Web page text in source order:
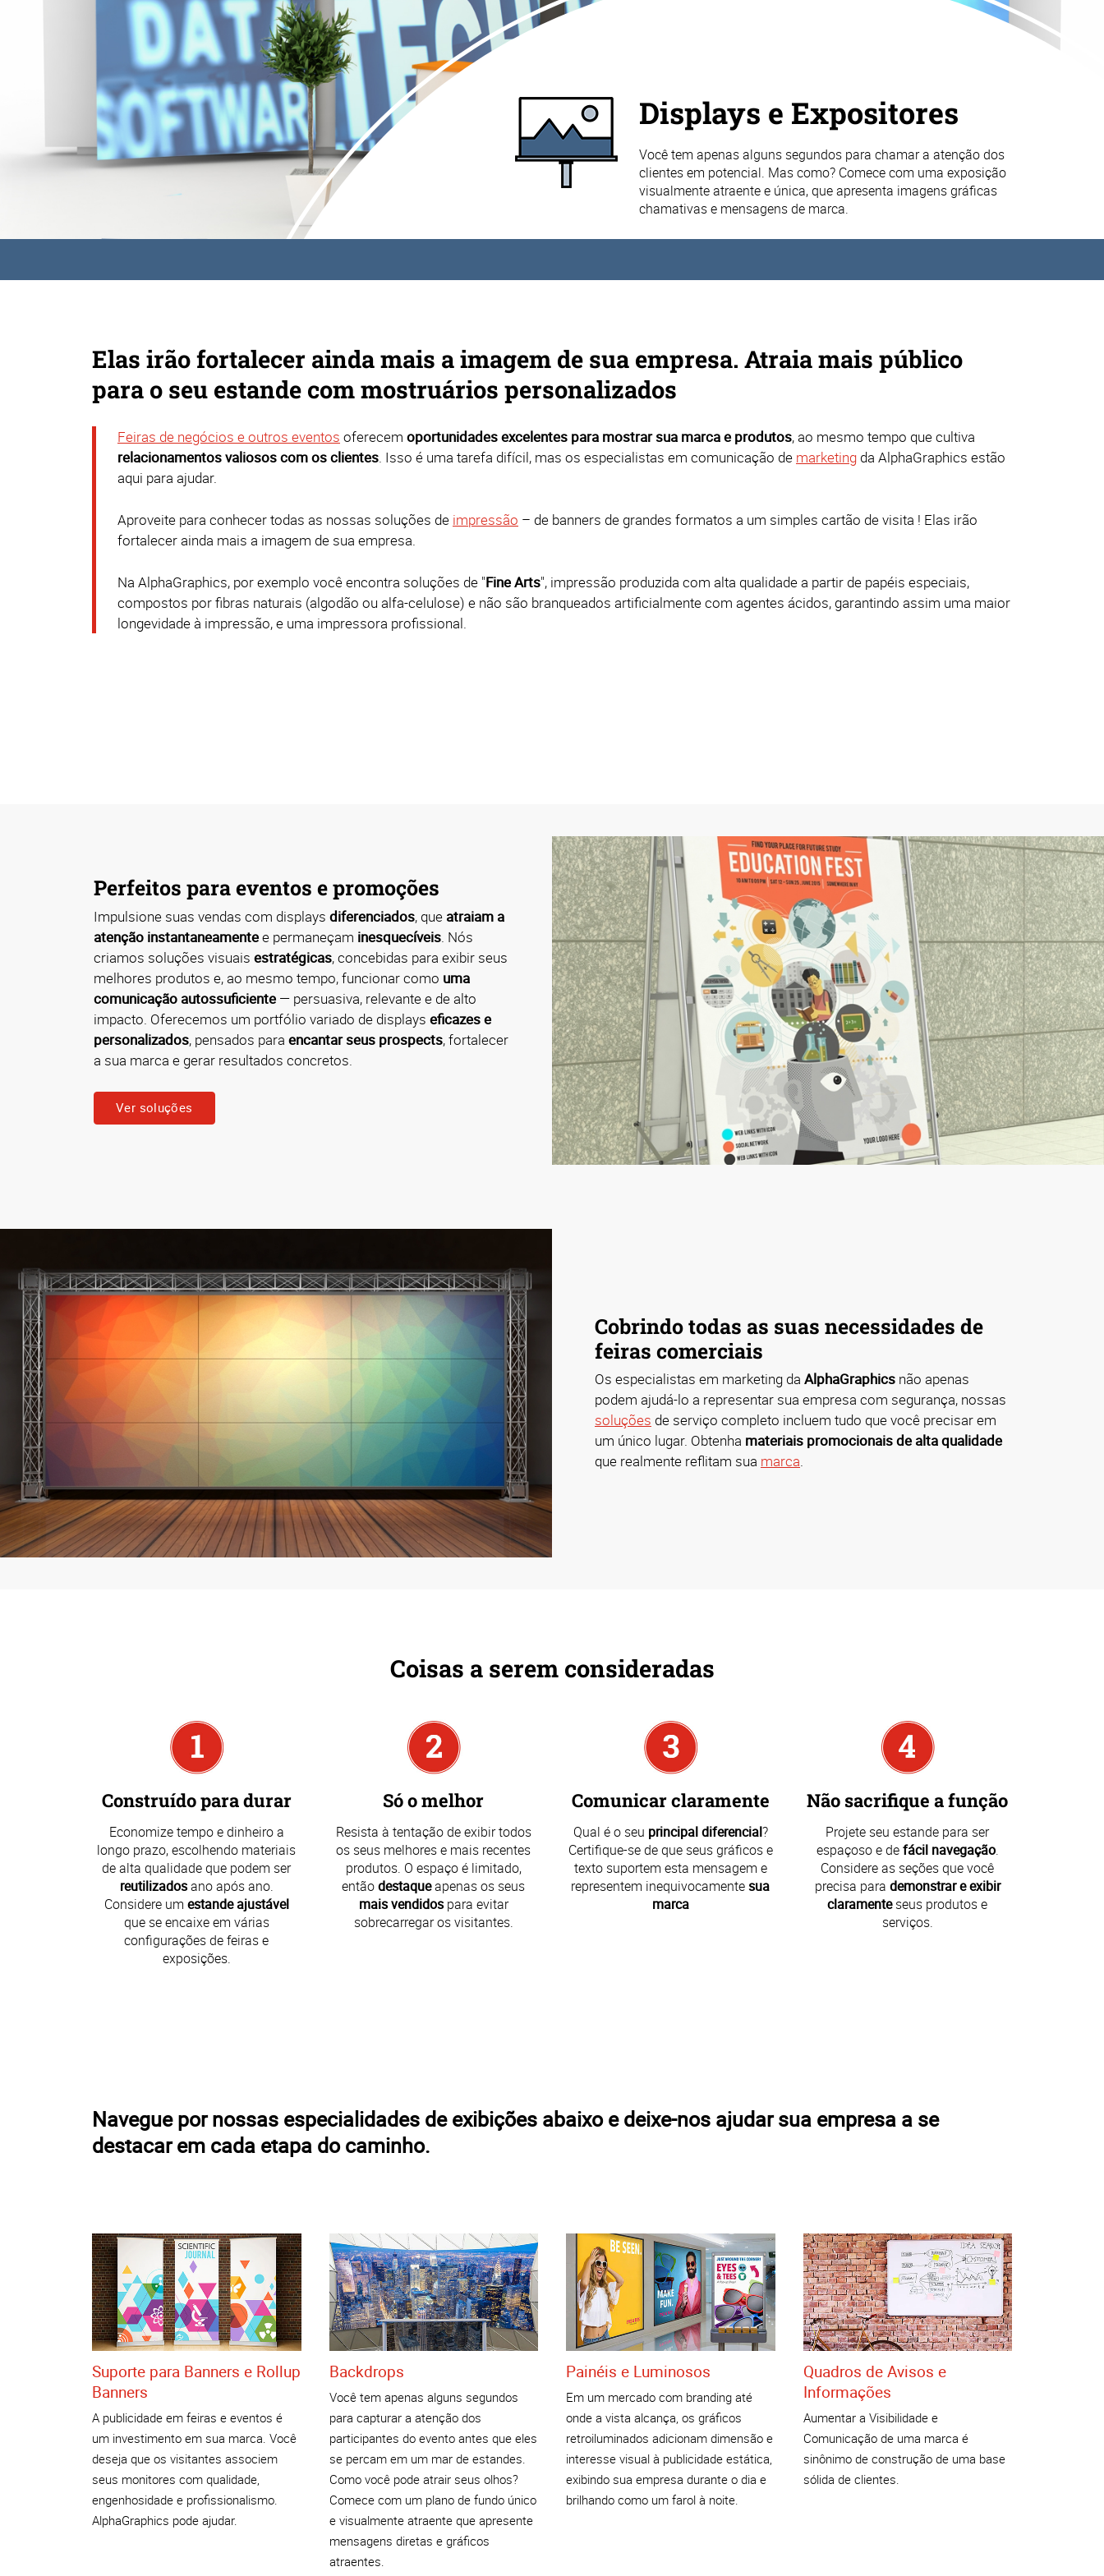
Displays e Expositores
Você tem apenas alguns segundos para chamar a atenção dos
clientes em potencial. Mas como? Comece com uma exposição
visualmente atraente e única, que apresenta imagens gráficas
chamativas e mensagens de marca.
Elas irão fortalecer ainda mais a imagem de sua empresa. Atraia mais público
para o seu estande com mostruários personalizados
Feiras de negócios e outros eventos oferecem oportunidades excelentes para mostrar sua marca e produtos, ao mesmo tempo que cultiva
relacionamentos valiosos com os clientes. Isso é uma tarefa difícil, mas os especialistas em comunicação de marketing da AlphaGraphics estão
aqui para ajudar.
Aproveite para conhecer todas as nossas soluções de impressão – de banners de grandes formatos a um simples cartão de visita ! Elas irão
fortalecer ainda mais a imagem de sua empresa.
Na AlphaGraphics, por exemplo você encontra soluções de "Fine Arts", impressão produzida com alta qualidade a partir de papéis especiais,
compostos por fibras naturais (algodão ou alfa-celulose) e não são branqueados artificialmente com agentes ácidos, garantindo assim uma maior
longevidade à impressão, e uma impressora profissional.
Perfeitos para eventos e promoções
Impulsione suas vendas com displays diferenciados, que atraiam a
atenção instantaneamentee permaneçam inesquecíveis. Nós
criamos soluções visuais estratégicas, concebidas para exibir seus
melhores produtos e, ao mesmo tempo, funcionar como uma
comunicação autossuficiente — persuasiva, relevante e de alto
impacto. Oferecemos um portfólio variado de displays eficazes e
personalizados, pensados para encantar seus prospects, fortalecer
a sua marca e gerar resultados concretos.
Ver soluções
Cobrindo todas as suas necessidades de
feiras comerciais
Os especialistas em marketing da AlphaGraphics não apenas
podem ajudá-lo a representar sua empresa com segurança, nossas
soluções de serviço completo incluem tudo que você precisar em
um único lugar. Obtenha materiais promocionais de alta qualidade
que realmente reflitam sua marca.
Coisas a serem consideradas
Construído para durar
Economize tempo e dinheiro a
longo prazo, escolhendo materiais
de alta qualidade que podem ser
reutilizadosano após ano.
Considere um estande ajustável
que se encaixe em várias
configurações de feiras e
exposições.
Só o melhor
Resista à tentação de exibir todos
os seus melhores e mais recentes
produtos. O espaço é limitado,
entãodestaqueapenas os seus
mais vendidospara evitar
sobrecarregar os visitantes.
Comunicar claramente
Qual é o seu principal diferencial?
Certifique-se de que seus gráficos e
texto suportem esta mensagem e
representem inequivocamentesua
marca
Não sacrifique a função
Projete seu estande para ser
espaçoso e defácil navegação.
Considere as seções que você
precisa para demonstrar e exibir
claramenteseus produtos e
serviços.
Navegue por nossas especialidades de exibições abaixo e deixe-nos ajudar sua empresa a se
destacar em cada etapa do caminho.
Suporte para Banners e Rollup
Banners
A publicidade em feiras e eventos é
um investimento em sua marca. Você
deseja que os visitantes associem
seus monitores com qualidade,
engenhosidade e profissionalismo.
AlphaGraphics pode ajudar.
Backdrops
Você tem apenas alguns segundos
para capturar a atenção dos
participantes do evento antes que eles
se percam em um mar de estandes.
Como você pode atrair seus olhos?
Comece com um plano de fundo único
e visualmente atraente que apresente
mensagens diretas e gráficos
atraentes.
Painéis e Luminosos
Em um mercado com branding até
onde a vista alcança, os gráficos
retroiluminados adicionam dimensão e
interesse visual à publicidade estática,
exibindo sua empresa durante o dia e
brilhando como um farol à noite.
Quadros de Avisos e
Informações
Aumentar a Visibilidade e
Comunicação de uma marca é
sinônimo de construção de uma base
sólida de clientes.